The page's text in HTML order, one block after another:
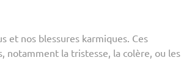
et nos blessures karmiques. Ces
notamment la tristesse, la colère, ou les